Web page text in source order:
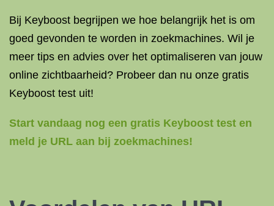
Bij Keyboost begrijpen we hoe belangrijk het is om
goed gevonden te worden in zoekmachines. Wil je
meer tips en advies over het optimaliseren van jouw
online zichtbaarheid? Probeer dan nu onze gratis
Keyboost test uit!
Start vandaag nog een gratis Keyboost test en
meld je URL aan bij zoekmachines!